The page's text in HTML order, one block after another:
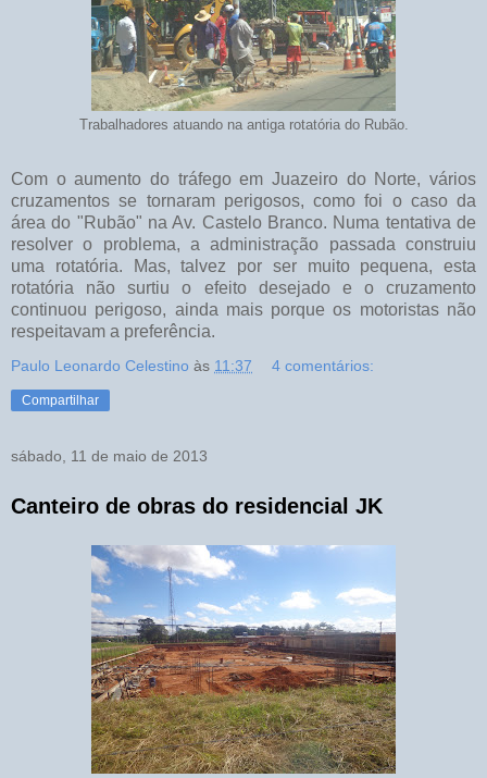
Trabalhadores atuando na antiga rotatória do Rubão.
Com o aumento do tráfego em Juazeiro do Norte, vários
cruzamentos se tornaram perigosos, como foi o caso da
área do "Rubão" na Av. Castelo Branco. Numa tentativa de
resolver o problema, a administração passada construiu
uma rotatória. Mas, talvez por ser muito pequena, esta
rotatória não surtiu o efeito desejado e o cruzamento
continuou perigoso, ainda mais porque os motoristas não
respeitavam a preferência.
Paulo Leonardo Celestino às 11:37 4 comentários:
Compartilhar
sábado, 11 de maio de 2013
Canteiro de obras do residencial JK